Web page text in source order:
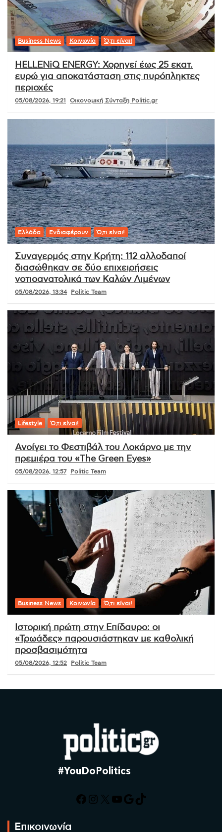
Business News Κοινωνία Ό,τι είναι!
HELLENiQ ENERGY: Χορηγεί έως 25 εκατ.
ευρώ για αποκατάσταση στις πυρόπληκτες
περιοχές
05/08/2026, 19:21 Οικονομική Σύνταξη Politic.gr
Ελλάδα Ενδιαφέρουν Ό,τι είναι!
Συναγερμός στην Κρήτη: 112 αλλοδαποί
διασώθηκαν σε δύο επιχειρήσεις
νοτιοανατολικά των Καλών Λιμένων
05/08/2026, 13:34 Politic Team
Lifestyle Ό,τι είναι!
Ανοίγει το Φεστιβάλ του Λοκάρνο με την
πρεμιέρα του «The Green Eyes»
05/08/2026, 12:57 Politic Team
Business News Κοινωνία Ό,τι είναι!
Ιστορική πρώτη στην Επίδαυρο: οι
«Τρωάδες» παρουσιάστηκαν με καθολική
προσβασιμότητα
05/08/2026, 12:52 Politic Team
#YouDoPolitics
Facebook
Instagram
X YouTube
Google
TikTok
Επικοινωνία